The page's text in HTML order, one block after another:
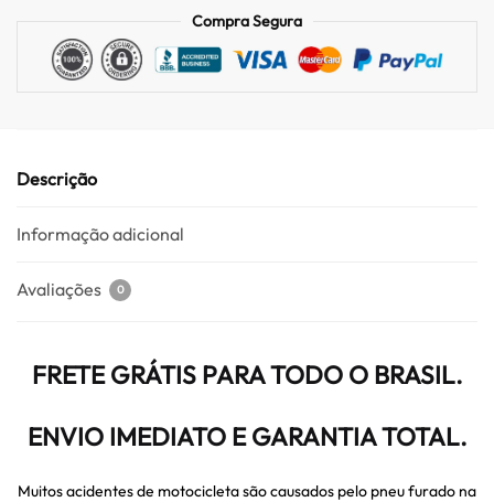
Compra Segura
Descrição
Informação adicional
Avaliações 0
FRETE GRÁTIS PARA TODO O BRASIL.
ENVIO IMEDIATO E GARANTIA TOTAL.
Muitos acidentes de motocicleta são causados pelo pneu furado na